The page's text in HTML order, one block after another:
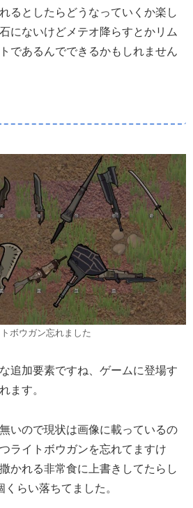
るとしたらどうなっていくか楽し
にないけどメテオ降らすとかリム
であるんでできるかもしれません
ボウガン忘れました
追加要素ですね、ゲームに登場す
ます。
いので現状は画像に載っているの
ライトボウガンを忘れてますけ
かれる非常食に上書きしてたらし
らい落ちてました。